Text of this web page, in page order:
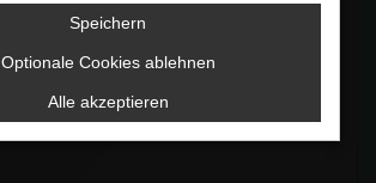
Speichern
Optionale Cookies ablehnen
Alle akzeptieren